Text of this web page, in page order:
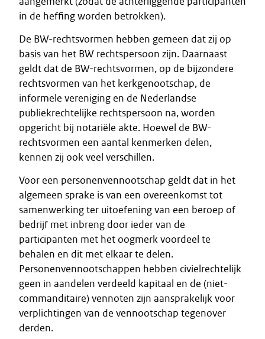
in de heffing worden betrokken).
De BW-rechtsvormen hebben gemeen dat zij op
basis van het BW rechtspersoon zijn. Daarnaast
geldt dat de BW-rechtsvormen, op de bijzondere
rechtsvormen van het kerkgenootschap, de
informele vereniging en de Nederlandse
publiekrechtelijke rechtspersoon na, worden
opgericht bij notariële akte. Hoewel de BW-
rechtsvormen een aantal kenmerken delen,
kennen zij ook veel verschillen.
Voor een personenvennootschap geldt dat in het
algemeen sprake is van een overeenkomst tot
samenwerking ter uitoefening van een beroep of
bedrijf met inbreng door ieder van de
participanten met het oogmerk voordeel te
behalen en dit met elkaar te delen.
Personenvennootschappen hebben civielrechtelijk
geen in aandelen verdeeld kapitaal en de (niet-
commanditaire) vennoten zijn aansprakelijk voor
verplichtingen van de vennootschap tegenover
derden.